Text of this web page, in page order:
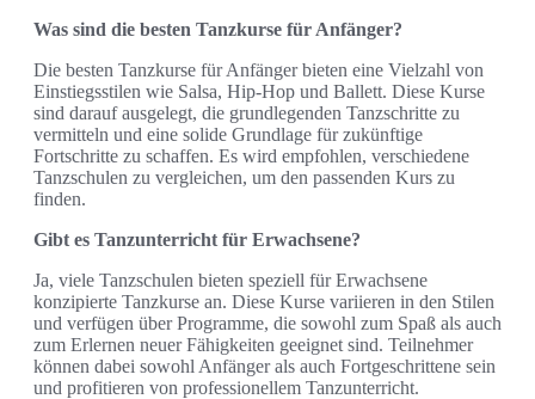
Was sind die besten Tanzkurse für Anfänger?
Die besten Tanzkurse für Anfänger bieten eine Vielzahl von
Einstiegsstilen wie Salsa, Hip-Hop und Ballett. Diese Kurse
sind darauf ausgelegt, die grundlegenden Tanzschritte zu
vermitteln und eine solide Grundlage für zukünftige
Fortschritte zu schaffen. Es wird empfohlen, verschiedene
Tanzschulen zu vergleichen, um den passenden Kurs zu
finden.
Gibt es Tanzunterricht für Erwachsene?
Ja, viele Tanzschulen bieten speziell für Erwachsene
konzipierte Tanzkurse an. Diese Kurse variieren in den Stilen
und verfügen über Programme, die sowohl zum Spaß als auch
zum Erlernen neuer Fähigkeiten geeignet sind. Teilnehmer
können dabei sowohl Anfänger als auch Fortgeschrittene sein
und profitieren von professionellem Tanzunterricht.